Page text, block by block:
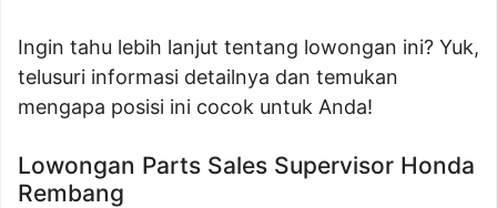
Ingin tahu lebih lanjut tentang lowongan ini? Yuk,
telusuri informasi detailnya dan temukan
mengapa posisi ini cocok untuk Anda!
Lowongan Parts Sales Supervisor Honda
Rembang